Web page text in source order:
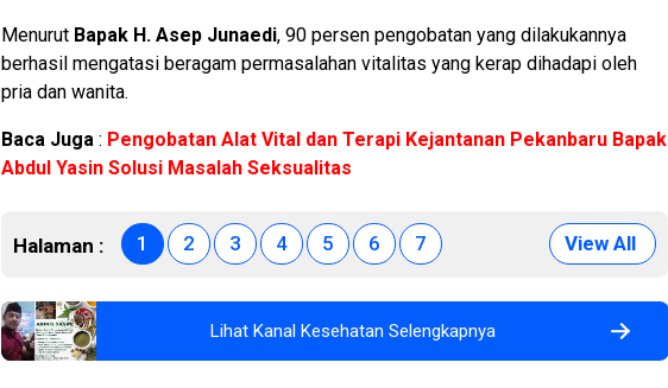
Menurut Bapak H. Asep Junaedi, 90 persen pengobatan yang dilakukannya
berhasil mengatasi beragam permasalahan vitalitas yang kerap dihadapi oleh
pria dan wanita.
Baca Juga : Pengobatan Alat Vital dan Terapi Kejantanan Pekanbaru Bapak
Abdul Yasin Solusi Masalah Seksualitas
Halaman : 1 2 3 4 5 6 7 View All
Lihat Kanal Kesehatan Selengkapnya